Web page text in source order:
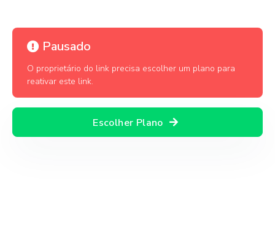
Pausado
O proprietário do link precisa escolher um plano para
reativar este link.
Escolher Plano